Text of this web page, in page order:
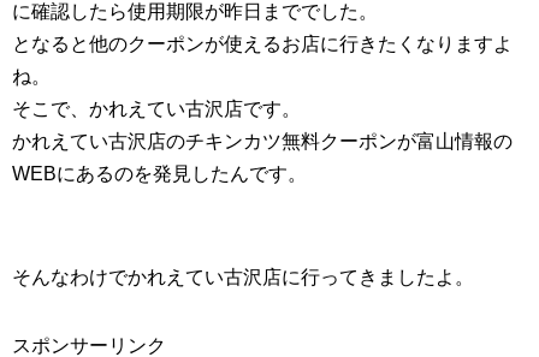
に確認したら使用期限が昨日まででした。
となると他のクーポンが使えるお店に行きたくなりますよ
ね。
そこで、かれえてい古沢店です。
かれえてい古沢店のチキンカツ無料クーポンが富山情報の
WEBにあるのを発見したんです。
そんなわけでかれえてい古沢店に行ってきましたよ。
スポンサーリンク